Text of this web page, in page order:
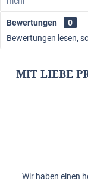
Bewertungen
0
Bewertungen lesen,
MIT LIEBE
Wir haben einen